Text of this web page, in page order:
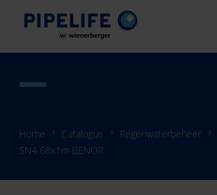
Home Catalogus Regenwaterbeheer
SN4 68x1m BENOR